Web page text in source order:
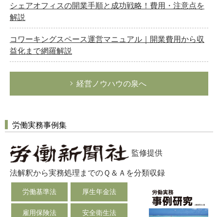
シェアオフィスの開業手順と成功戦略！費用・注意点を
解説
コワーキングスペース運営マニュアル｜開業費用から収
益化まで網羅解説
経営ノウハウの泉へ
労働実務事例集
監修提供
法解釈から実務処理までのＱ＆Ａを分類収録
労働基準法 厚生年金法
雇用保険法 安全衛生法